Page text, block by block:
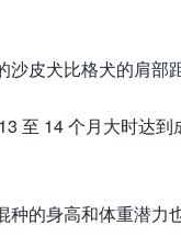
皮犬比格犬的肩部
至 14 个月大时达
的身高和体重潜力